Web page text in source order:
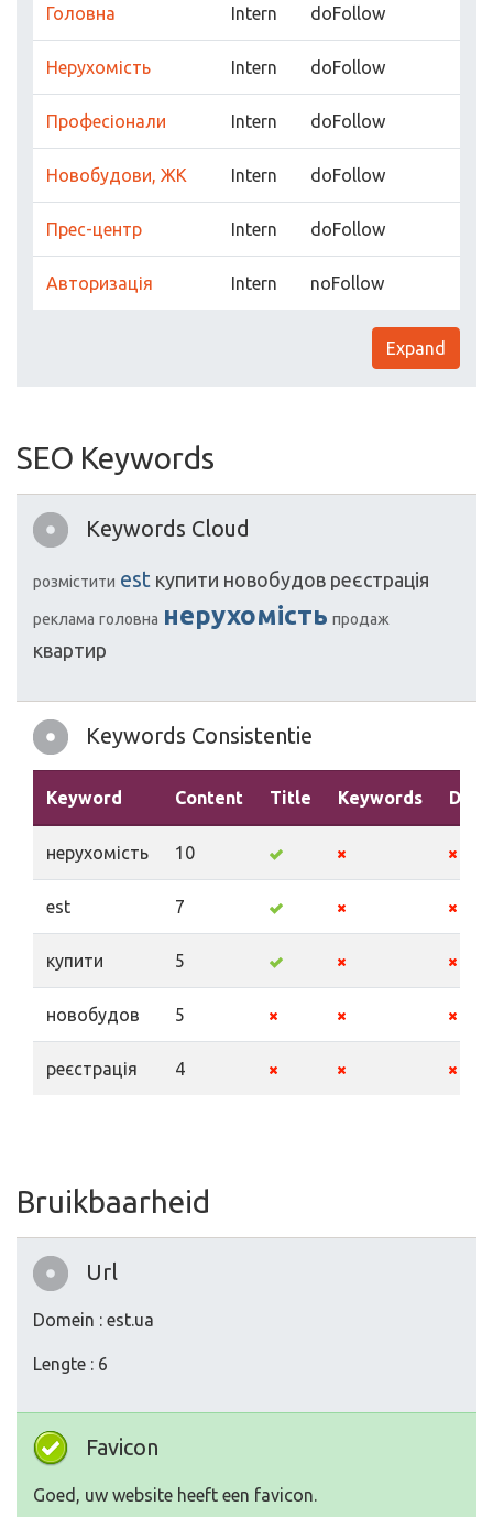
Головна Intern doFollow
Нерухомість Intern doFollow
Професіонали Intern doFollow
Новобудови, ЖК Intern doFollow
Прес-центр Intern doFollow
Авторизація Intern noFollow
Expand
SEO Keywords
Keywords Cloud
розмістити est купити новобудов реєстрація
реклама головна нерухомість продаж
квартир
Keywords Consistentie
Keyword Content Title Keywords
нерухомість 10
est 7
купити 5
новобудов 5
реєстрація 4
Bruikbaarheid
Url
Domein : est.ua
Lengte : 6
Favicon
Goed, uw website heeft een favicon.